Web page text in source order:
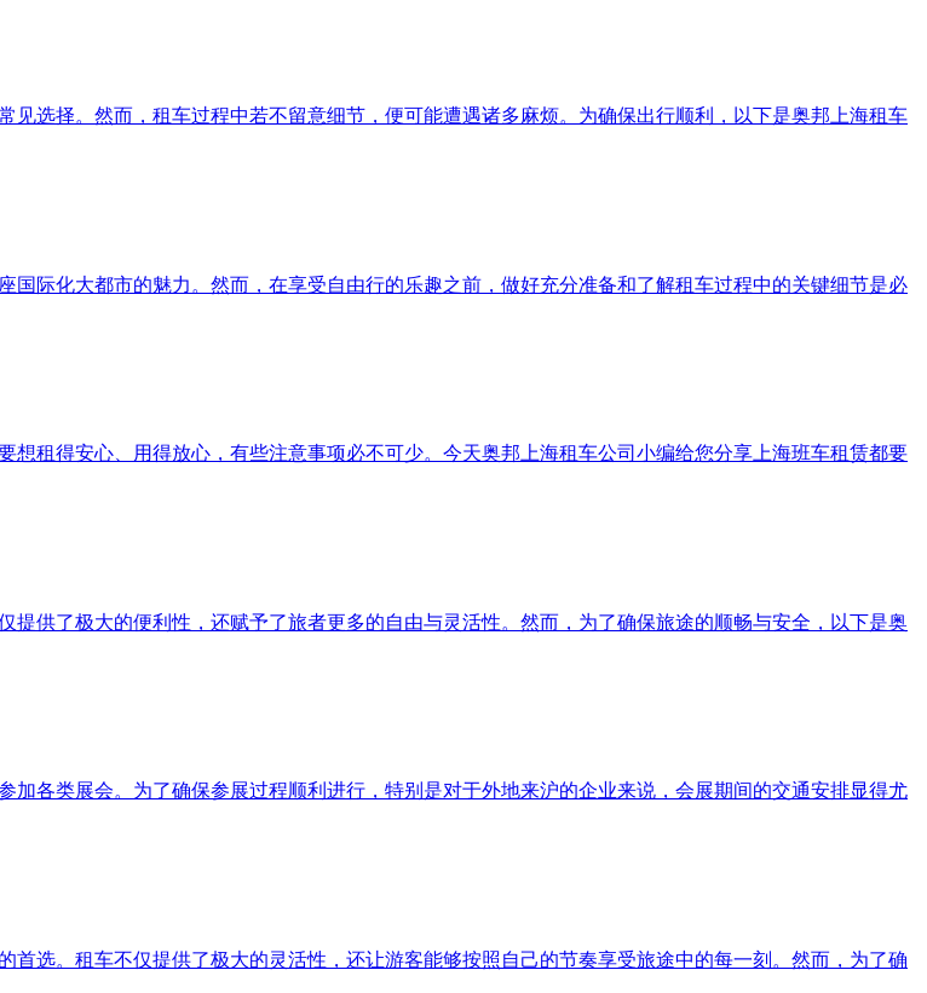
选择。然而，租车过程中若不留意细节，便可能遭遇诸多麻烦。为确保出行顺利，以下是奥邦上海租车
际化大都市的魅力。然而，在享受自由行的乐趣之前，做好充分准备和了解租车过程中的关键细节是必
租得安心、用得放心，有些注意事项必不可少。今天奥邦上海租车公司小编给您分享上海班车租赁都要
提供了极大的便利性，还赋予了旅者更多的自由与灵活性。然而，为了确保旅途的顺畅与安全，以下是奥
各类展会。为了确保参展过程顺利进行，特别是对于外地来沪的企业来说，会展期间的交通安排显得尤
选。租车不仅提供了极大的灵活性，还让游客能够按照自己的节奏享受旅途中的每一刻。然而，为了确